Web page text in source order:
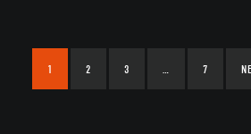
1 2 3 … 7